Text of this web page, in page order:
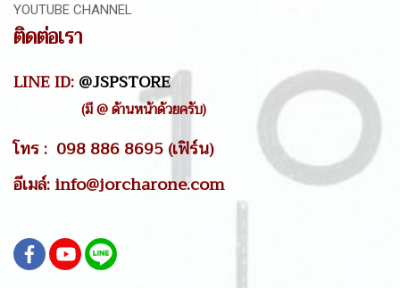
YOUTUBE CHANNEL
ติดต่อเรา
LINE ID:@JSPSTORE
(มี @ ด้านหน้าด้วยครับ)
โทร : 098 886 8695 (เฟิร์น)
อีเมล์: info@jorcharone.com